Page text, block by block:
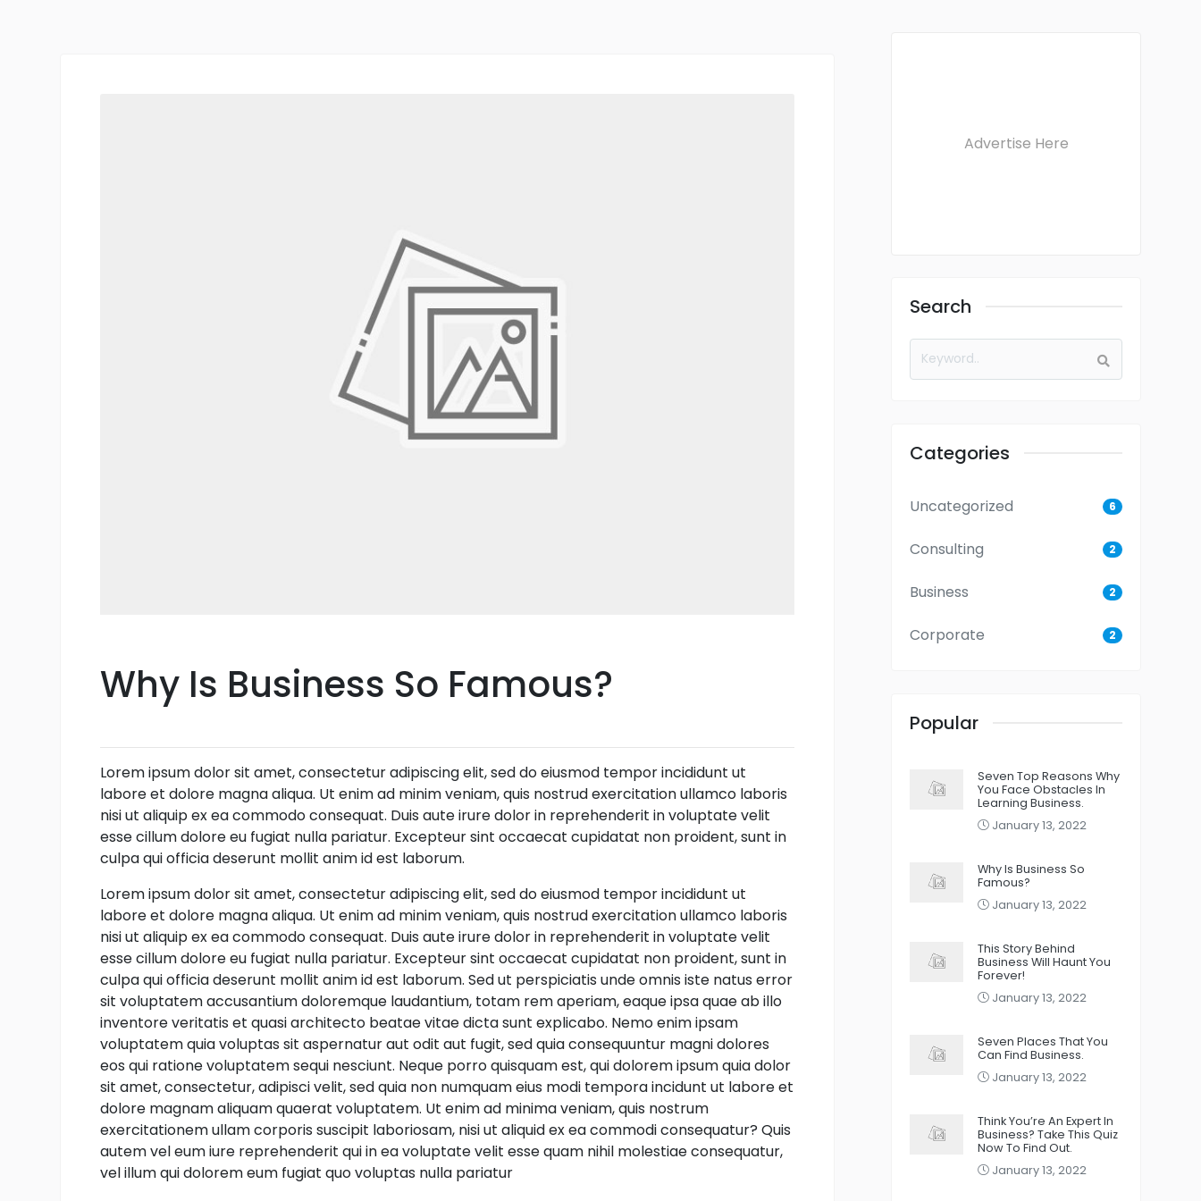
Why Is Business So Famous?
Lorem ipsum dolor sit amet, consectetur adipiscing elit, sed do eiusmod tempor incididunt ut
labore et dolore magna aliqua. Ut enim ad minim veniam, quis nostrud exercitation ullamco laboris
nisi ut aliquip ex ea commodo consequat. Duis aute irure dolor in reprehenderit in voluptate velit
esse cillum dolore eu fugiat nulla pariatur. Excepteur sint occaecat cupidatat non proident, sunt in
culpa qui officia deserunt mollit anim id est laborum.
Lorem ipsum dolor sit amet, consectetur adipiscing elit, sed do eiusmod tempor incididunt ut
labore et dolore magna aliqua. Ut enim ad minim veniam, quis nostrud exercitation ullamco laboris
nisi ut aliquip ex ea commodo consequat. Duis aute irure dolor in reprehenderit in voluptate velit
esse cillum dolore eu fugiat nulla pariatur. Excepteur sint occaecat cupidatat non proident, sunt in
culpa qui officia deserunt mollit anim id est laborum. Sed ut perspiciatis unde omnis iste natus error
sit voluptatem accusantium doloremque laudantium, totam rem aperiam, eaque ipsa quae ab illo
inventore veritatis et quasi architecto beatae vitae dicta sunt explicabo. Nemo enim ipsam
voluptatem quia voluptas sit aspernatur aut odit aut fugit, sed quia consequuntur magni dolores
eos qui ratione voluptatem sequi nesciunt. Neque porro quisquam est, qui dolorem ipsum quia dolor
sit amet, consectetur, adipisci velit, sed quia non numquam eius modi tempora incidunt ut labore et
dolore magnam aliquam quaerat voluptatem. Ut enim ad minima veniam, quis nostrum
exercitationem ullam corporis suscipit laboriosam, nisi ut aliquid ex ea commodi consequatur? Quis
autem vel eum iure reprehenderit qui in ea voluptate velit esse quam nihil molestiae consequatur,
vel illum qui dolorem eum fugiat quo voluptas nulla pariatur
Advertise Here
Search
Categories
Uncategorized 6
Consulting 2
Business 2
Corporate 2
Popular
Seven Top Reasons Why
You Face Obstacles In
Learning Business.
January 13, 2022
Why Is Business So
Famous?
January 13, 2022
This Story Behind
Business Will Haunt You
Forever!
January 13, 2022
Seven Places That You
Can Find Business.
January 13, 2022
Think You’re An Expert In
Business? Take This Quiz
Now To Find Out.
January 13, 2022